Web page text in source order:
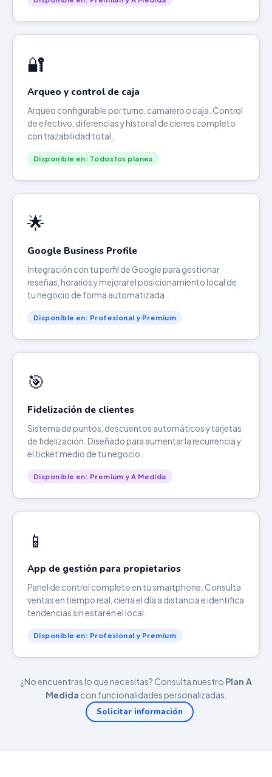
🔐
Arqueo y control de caja
Arqueo configurable por turno, camarero o caja. Control
de efectivo, diferencias y historial de cierres completo
con trazabilidad total.
Disponible en: Todos los planes
🌟
Google Business Profile
Integración con tu perfil de Google para gestionar
reseñas, horarios y mejorar el posicionamiento local de
tu negocio de forma automatizada.
Disponible en: Profesional y Premium
🎯
Fidelización de clientes
Sistema de puntos, descuentos automáticos y tarjetas
de fidelización. Diseñado para aumentar la recurrencia y
el ticket medio de tu negocio.
Disponible en: Premium y A Medida
📱
App de gestión para propietarios
Panel de control completo en tu smartphone. Consulta
ventas en tiempo real, cierra el día a distancia e identifica
tendencias sin estar en el local.
Disponible en: Profesional y Premium
¿No encuentras lo que necesitas? Consulta nuestro Plan A
Medida con funcionalidades personalizadas.
Solicitar información